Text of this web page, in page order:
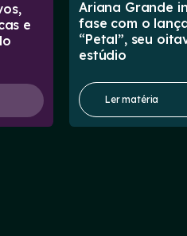
e
Ariana Grande
fase com o
“Petal”, seu
estúdio
Ler matéria